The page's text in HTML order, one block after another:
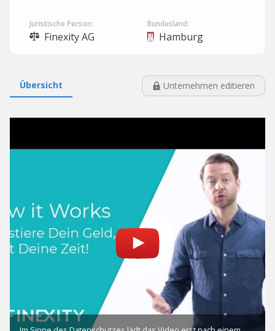
Juristische Person:
Finexity AG
Bundesland:
Hamburg
Übersicht Unternehmen editieren